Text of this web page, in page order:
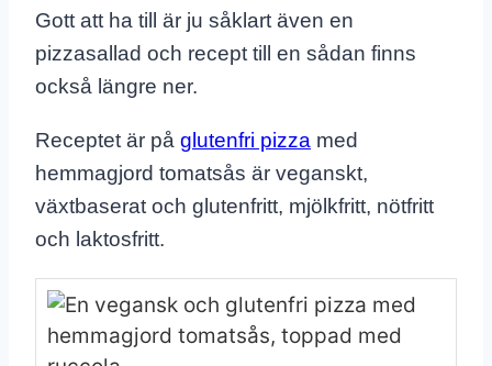
Gott att ha till är ju såklart även en
pizzasallad och recept till en sådan finns
också längre ner.
Receptet är på glutenfri pizza med
hemmagjord tomatsås är veganskt,
växtbaserat och glutenfritt, mjölkfritt, nötfritt
och laktosfritt.